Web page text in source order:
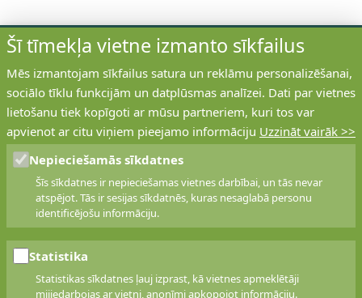
ABCPOLISE
Pakalpojumu nodrošina apdrošināšanas brokeru
sabiedrībaEurorisk. EURORISK ir viena no
lielākajām apdrošināšanas brokeru sabiedrībām
Latvijā, klientu apkalpošanas centri pieejami visos
valsts reģionos
Šī tīmekļa vietne izmanto sīkfailus
Mēs izmantojam sīkfailus satura un reklāmu personalizēšanai,
sociālo tīklu funkcijām un datplūsmas analīzei. Dati par vietnes
lietošanu tiek kopīgoti ar mūsu partneriem, kuri tos var
apvienot ar citu viņiem pieejamo informāciju Uzzināt vairāk >>
Nepieciešamās sīkdatnes
Šīs sīkdatnes ir nepieciešamas vietnes darbībai, un tās nevar
atspējot. Tās ir sesijas sīkdatnēs, kuras nesaglabā personu
identificējošu informāciju.
Statistika
Statistikas sīkdatnes ļauj izprast, kā vietnes apmeklētāji
mijiedarbojas ar vietni, anonīmi apkopojot informāciju.